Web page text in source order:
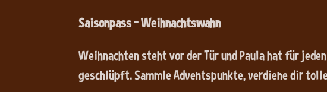
Saisonpass – Weihnachtswahn
Weihnachten steht vor der Tür und Paula hat für
geschlüpft. Sammle Adventspunkte, verdiene dir